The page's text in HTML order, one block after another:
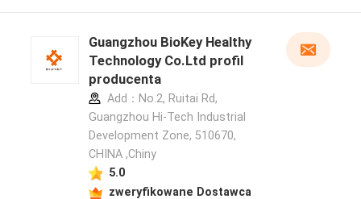
Guangzhou BioKey Healthy
Technology Co.Ltd profil
producenta
Add：No.2, Ruitai Rd,
Guangzhou Hi-Tech Industrial
Development Zone, 510670,
CHINA ,Chiny
5.0
zweryfikowane Dostawca